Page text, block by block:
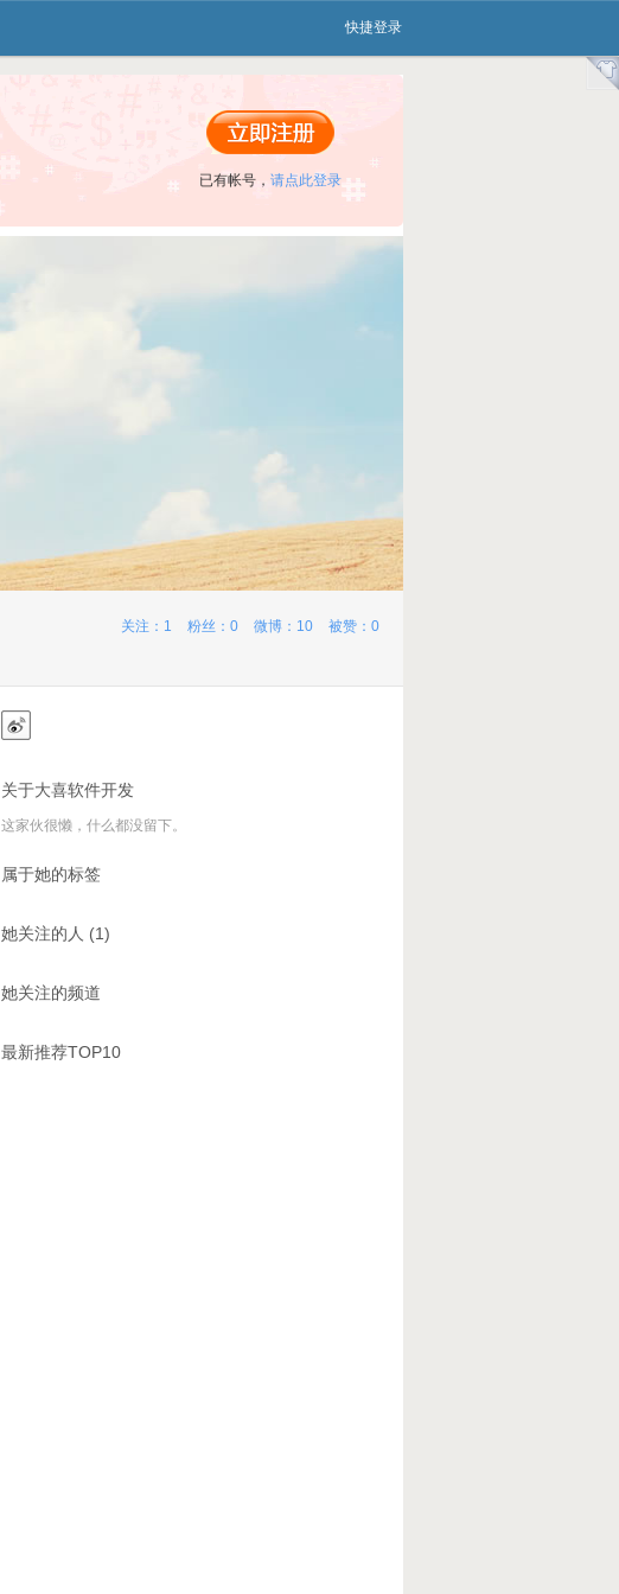
快捷登录
已有帐号， 请点此登录
关注：1 粉丝：0 微博：10 被赞：0
关于大喜软件开发
这家伙很懒，什么都没留下。
属于她的标签
她关注的人 (1)
她关注的频道
最新推荐TOP10